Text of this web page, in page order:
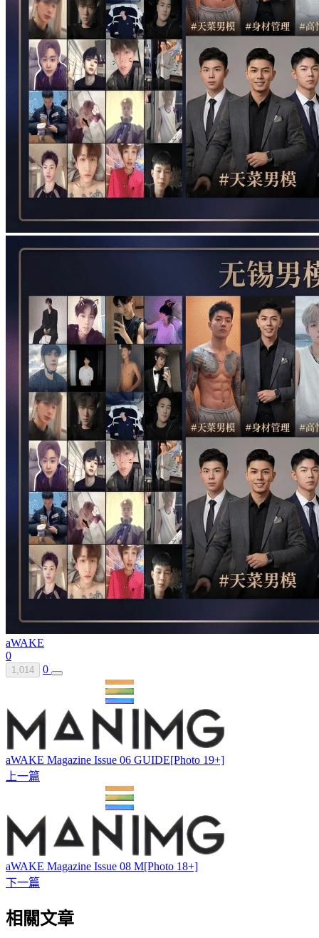
aWAKE
0
1,014 0
aWAKE Magazine Issue 06 GUIDE[Photo 19+]
上一篇
aWAKE Magazine Issue 08 M[Photo 18+]
下一篇
相關文章